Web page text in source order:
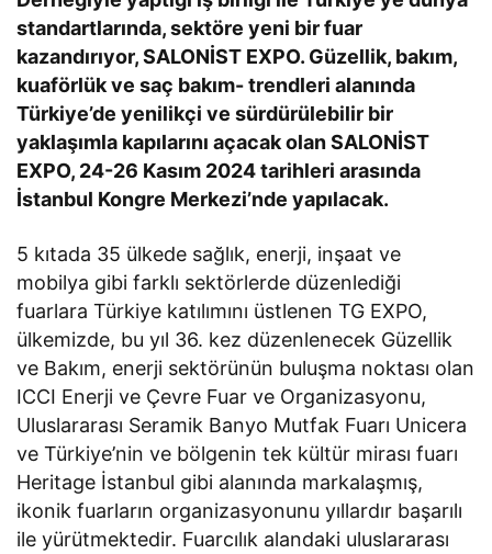
standartlarında, sektöre yeni bir fuar
kazandırıyor, SALONİST EXPO. Güzellik, bakım,
kuaförlük ve saç bakım- trendleri alanında
Türkiye’de yenilikçi ve sürdürülebilir bir
yaklaşımla kapılarını açacak olan SALONİST
EXPO, 24-26 Kasım 2024 tarihleri arasında
İstanbul Kongre Merkezi’nde yapılacak.
5 kıtada 35 ülkede sağlık, enerji, inşaat ve
mobilya gibi farklı sektörlerde düzenlediği
fuarlara Türkiye katılımını üstlenen TG EXPO,
ülkemizde, bu yıl 36. kez düzenlenecek Güzellik
ve Bakım, enerji sektörünün buluşma noktası olan
ICCI Enerji ve Çevre Fuar ve Organizasyonu,
Uluslararası Seramik Banyo Mutfak Fuarı Unicera
ve Türkiye’nin ve bölgenin tek kültür mirası fuarı
Heritage İstanbul gibi alanında markalaşmış,
ikonik fuarların organizasyonunu yıllardır başarılı
ile yürütmektedir. Fuarcılık alandaki uluslararası